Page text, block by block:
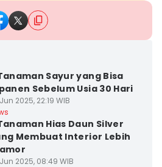
Sayur yang Bisa
Sebelum Usia 30 Hari
2025, 22:19 WIB
Hias Daun Silver
Membuat Interior Lebih
2025, 08:49 WIB